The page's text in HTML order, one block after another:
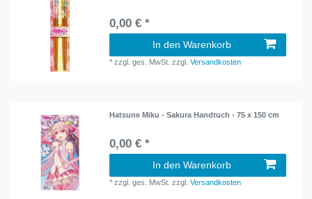
0,00 € *
In den Warenkorb
*zzgl. ges. MwSt. zzgl.Versandkosten
Hatsune Miku - Sakura Handtuch - 75 x 150 cm
0,00 € *
In den Warenkorb
*zzgl. ges. MwSt. zzgl.Versandkosten